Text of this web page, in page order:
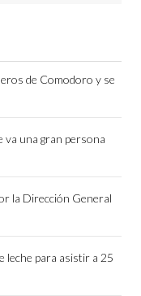
de Comodoro y se
va una gran persona
la Dirección General
leche para asistir a 25